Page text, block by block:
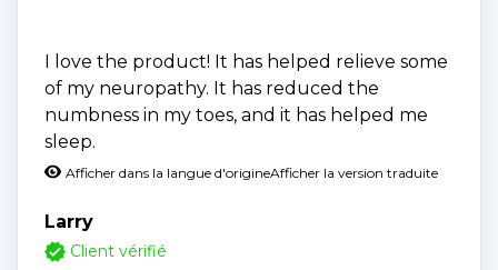
I love the product! It has helped relieve some
of my neuropathy. It has reduced the
numbness in my toes, and it has helped me
sleep.
Afficher dans la langue d'origineAfficher la version traduite
Larry
Client vérifié